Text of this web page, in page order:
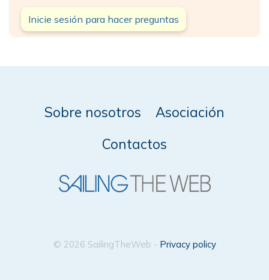
Inicie sesión para hacer preguntas
Sobre nosotros
Asociación
Contactos
© 2026 SailingTheWeb - Privacy policy